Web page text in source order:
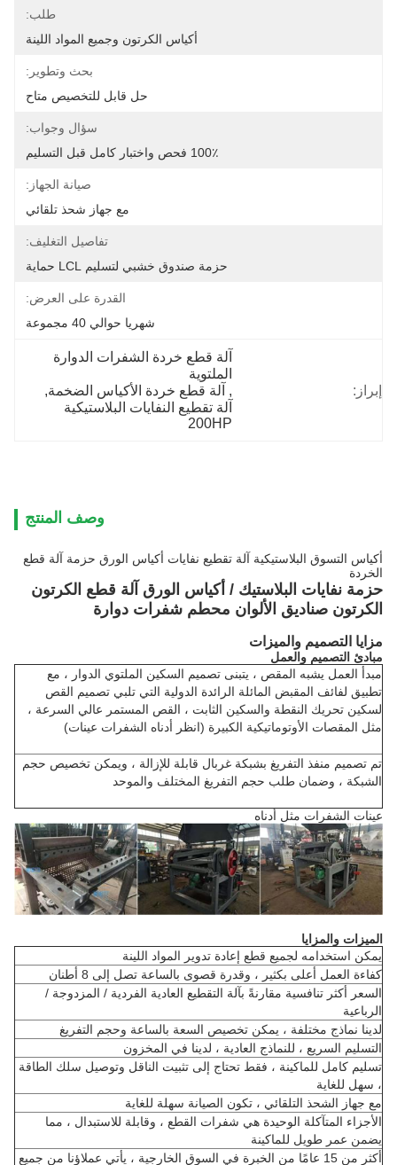
طلب:
أكياس الكرتون وجميع المواد اللينة
بحث وتطوير:
حل قابل للتخصيص متاح
سؤال وجواب:
100٪ فحص واختبار كامل قبل التسليم
صيانة الجهاز:
مع جهاز شحذ تلقائي
تفاصيل التغليف:
حزمة صندوق خشبي لتسليم LCL حماية
القدرة على العرض:
شهريا حوالي 40 مجموعة
إبراز:
الملتوية
, آلة قطع خردة الأكياس الضخمة,
200HP
وصف المنتج
أكياس التسوق البلاستيكية آلة تقطيع نفايات أكياس الورق حزمة آلة قطع
الخردة
حزمة نفايات البلاستيك / أكياس الورق آلة قطع الكرتون
الكرتون صناديق الألوان محطم شفرات دوارة
مزايا التصميم والميزات
مبادئ التصميم والعمل
مبدأ العمل يشبه المقص ، يتبنى تصميم السكين الملتوي الدوار ، مع
تطبيق لفائف المقبض المائلة الرائدة الدولية التي تلبي تصميم القص
لسكين تحريك النقطة والسكين الثابت ، القص المستمر عالي السرعة ،
مثل المقصات الأوتوماتيكية الكبيرة (انظر أدناه الشفرات عينات)
تم تصميم منفذ التفريغ بشبكة غربال قابلة للإزالة ، ويمكن تخصيص حجم
الشبكة ، وضمان طلب حجم التفريغ المختلف والموحد
عينات الشفرات مثل أدناه
الميزات والمزايا
يمكن استخدامه لجميع قطع إعادة تدوير المواد اللينة
كفاءة العمل أعلى بكثير ، وقدرة قصوى بالساعة تصل إلى 8 أطنان
السعر أكثر تنافسية مقارنةً بآلة التقطيع العادية الفردية / المزدوجة /
الرباعية
لدينا نماذج مختلفة ، يمكن تخصيص السعة بالساعة وحجم التفريغ
التسليم السريع ، للنماذج العادية ، لدينا في المخزون
تسليم كامل للماكينة ، فقط تحتاج إلى تثبيت الناقل وتوصيل سلك الطاقة
، سهل للغاية
مع جهاز الشحذ التلقائي ، تكون الصيانة سهلة للغاية
الأجزاء المتآكلة الوحيدة هي شفرات القطع ، وقابلة للاستبدال ، مما
يضمن عمر طويل للماكينة
أكثر من 15 عامًا من الخبرة في السوق الخارجية ، يأتي عملاؤنا من جميع